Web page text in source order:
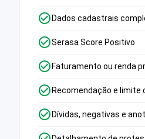
Dados cadastrais
Serasa Score Positivo
Faturamento ou renda
Recomendação e limite
Dívidas, negativas e